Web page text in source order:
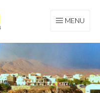
MENU